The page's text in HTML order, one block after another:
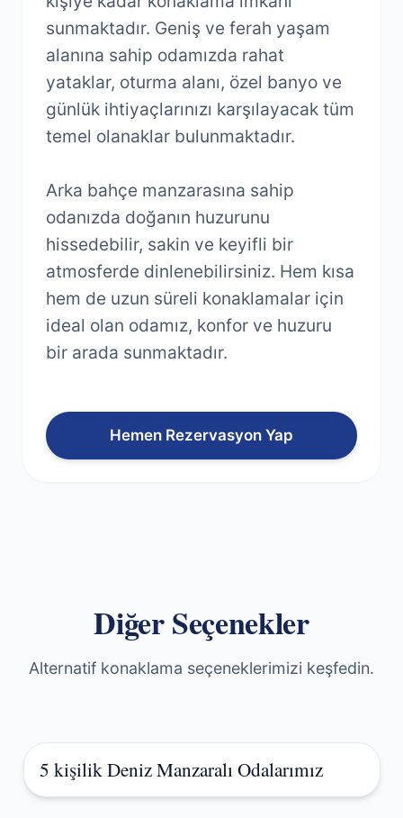
sunmaktadır. Geniş ve ferah yaşam
alanına sahip odamızda rahat
yataklar, oturma alanı, özel banyo ve
günlük ihtiyaçlarınızı karşılayacak tüm
temel olanaklar bulunmaktadır.
Arka bahçe manzarasına sahip
odanızda doğanın huzurunu
hissedebilir, sakin ve keyifli bir
atmosferde dinlenebilirsiniz. Hem kısa
hem de uzun süreli konaklamalar için
ideal olan odamız, konfor ve huzuru
bir arada sunmaktadır.
Hemen Rezervasyon Yap
Diğer Seçenekler
Alternatif konaklama seçeneklerimizi keşfedin.
5 kişilik Deniz Manzaralı Odalarımız